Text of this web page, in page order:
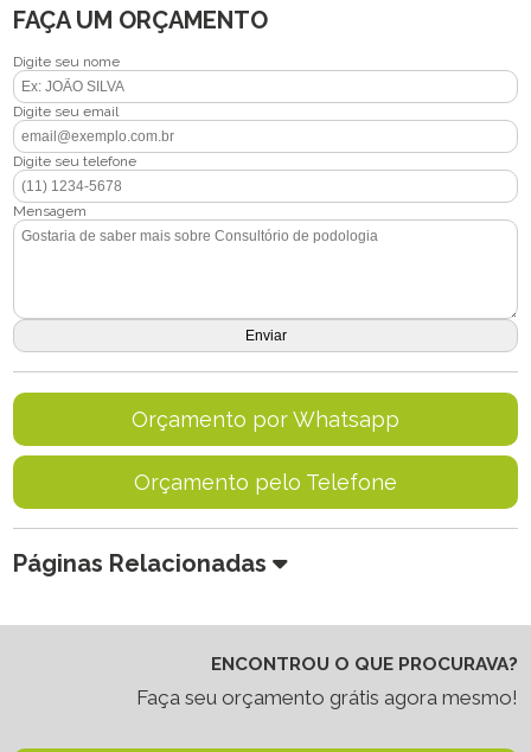
FAÇA UM ORÇAMENTO
Digite seu nome
Digite seu email
Digite seu telefone
Mensagem
Orçamento por Whatsapp
Orçamento pelo Telefone
Páginas Relacionadas
ENCONTROU O QUE PROCURAVA?
Faça seu orçamento grátis agora mesmo!